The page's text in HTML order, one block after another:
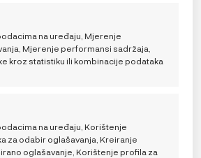
utjecati na određene značajke i
ili klikom na gumb za
na dnu ekrana.na uređaju, Mjerenje
Mjerenje performansi sadržaja,
kroz statistiku ili kombinacije podataka
na uređaju, Korištenje
za odabir oglašavanja, Kreiranje
oglašavanje, Korištenje profila za
2 autosjedalica (100 – 150 cm) +
oslonac za noge
€ –398,90€RASPON
CIJENA: